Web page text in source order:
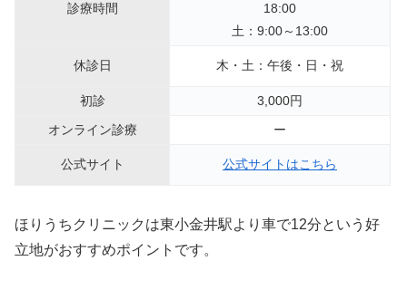
診療時間
18:00
土：9:00～13:00
休診日 木・土：午後・日・祝
初診
3,000円
オンライン診療
ー
公式サイト 公式サイトはこちら
ほりうちクリニックは東小金井駅より車で12分という好
立地がおすすめポイントです。